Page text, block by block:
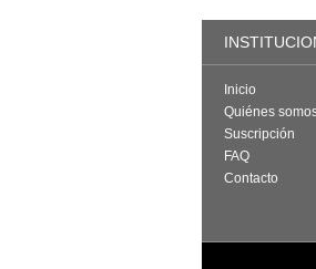
Inicio
Quiénes
Suscripción
FAQ
Contacto